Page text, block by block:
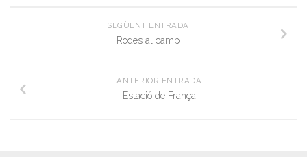
SEGÜENT ENTRADA
Rodes al camp
ANTERIOR ENTRADA
Estació de França